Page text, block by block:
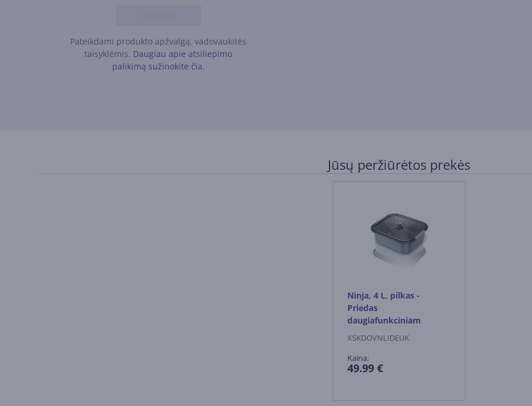
Pateikdami produkto apžvalgą, vadovaukitės
taisyklėmis. Daugiau apie atsiliepimo
palikimą sužinokite čia.
Jūsų peržiūrėtos prekės
Ninja, 4 L, pilkas -
Priedas
daugiafunkciniam
puodui SFP700
XSKDOVNLIDEUK
Kaina:
49.99 €